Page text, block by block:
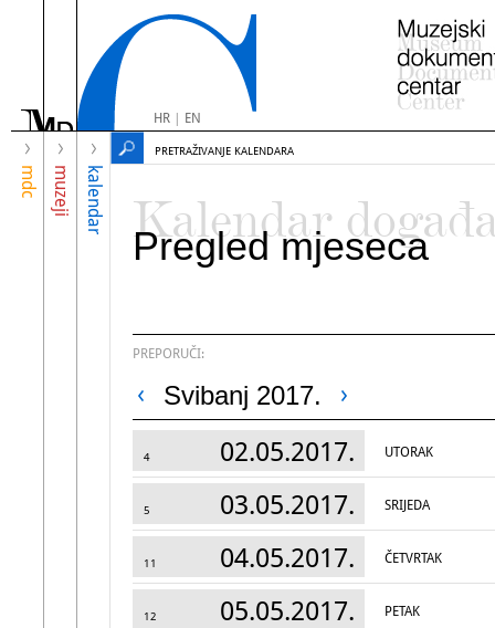
HR| EN
mdc muzeji kalendar
PRETRAŽIVANJE KALENDARA
Kalendar
Pregled mjeseca
PREPORUČI:
Svibanj 2017.
4 02.05.2017. UTORAK
5 03.05.2017. SRIJEDA
11 04.05.2017. ČETVRTAK
12 05.05.2017. PETAK